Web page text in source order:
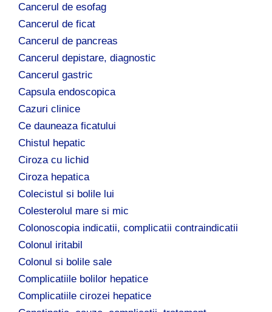
Cancerul de esofag
Cancerul de ficat
Cancerul de pancreas
Cancerul depistare, diagnostic
Cancerul gastric
Capsula endoscopica
Cazuri clinice
Ce dauneaza ficatului
Chistul hepatic
Ciroza cu lichid
Ciroza hepatica
Colecistul si bolile lui
Colesterolul mare si mic
Colonoscopia indicatii, complicatii contraindicatii
Colonul iritabil
Colonul si bolile sale
Complicatiile bolilor hepatice
Complicatiile cirozei hepatice